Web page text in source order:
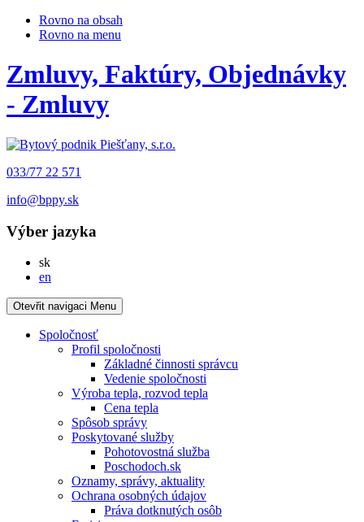
Rovno na obsah
Rovno na menu
Zmluvy, Faktúry, Objednávky
- Zmluvy
033/77 22 571
info@bppy.sk
Výber jazyka
skSlovensky
en
Otevřit navigaci Menu
Spoločnosť
Profil spoločnosti
Základné činnosti správcu
Vedenie spoločnosti
Výroba tepla, rozvod tepla
Cena tepla
Spôsob správy
Poskytované služby
Pohotovostná služba
Poschodoch.sk
Oznamy, správy, aktuality
Ochrana osobných údajov
Práva dotknutých osôb